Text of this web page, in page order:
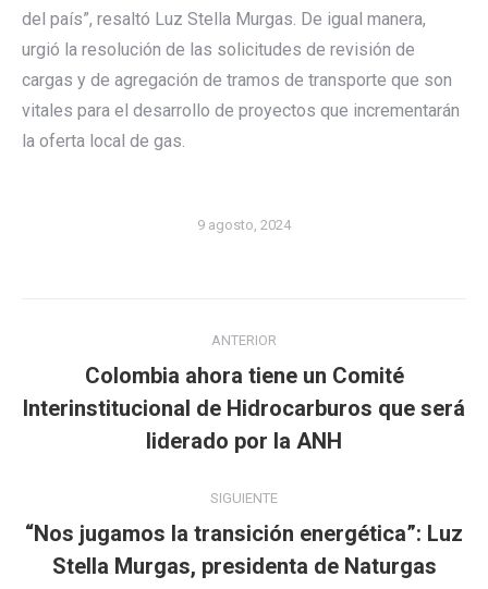
del país”, resaltó Luz Stella Murgas. De igual manera,
urgió la resolución de las solicitudes de revisión de
cargas y de agregación de tramos de transporte que son
vitales para el desarrollo de proyectos que incrementarán
la oferta local de gas.
9 agosto, 2024
entre
publicaciones
ANTERIOR
Publicación
anterior:
Colombia ahora tiene un Comité
Interinstitucional de Hidrocarburos que será
liderado por la ANH
SIGUIENTE
Publicación
siguiente:
“Nos jugamos la transición energética”: Luz
Stella Murgas, presidenta de Naturgas